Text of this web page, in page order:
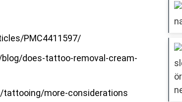
PMC4411597/
does-tattoo-removal-cream-
more-considerations